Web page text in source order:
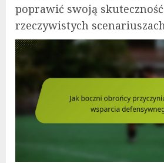
poprawić swoją
rzeczywistych